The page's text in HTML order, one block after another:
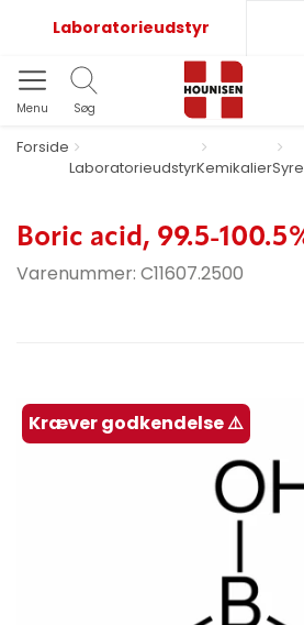
Laboratorieudstyr
Menu Søg
Forside
LaboratorieudstyrKemikalier
Boric acid, 99.5-
Varenummer: C11607.2500
Kræver godkendelse ⚠️